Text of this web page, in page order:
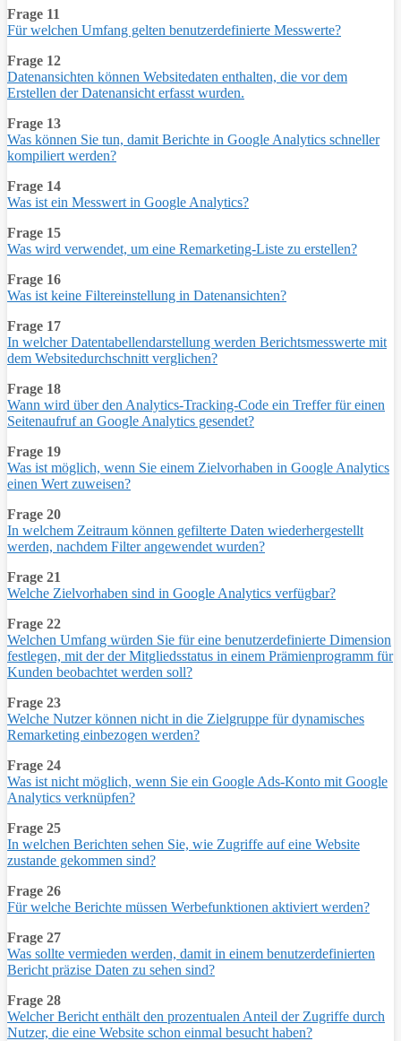
Frage 11
Für welchen Umfang gelten benutzerdefinierte Messwerte?
Frage 12
Datenansichten können Websitedaten enthalten, die vor dem
Erstellen der Datenansicht erfasst wurden.
Frage 13
Was können Sie tun, damit Berichte in Google Analytics schneller
kompiliert werden?
Frage 14
Was ist ein Messwert in Google Analytics?
Frage 15
Was wird verwendet, um eine Remarketing-Liste zu erstellen?
Frage 16
Was ist keine Filtereinstellung in Datenansichten?
Frage 17
In welcher Datentabellendarstellung werden Berichtsmesswerte mit
dem Websitedurchschnitt verglichen?
Frage 18
Wann wird über den Analytics-Tracking-Code ein Treffer für einen
Seitenaufruf an Google Analytics gesendet?
Frage 19
Was ist möglich, wenn Sie einem Zielvorhaben in Google Analytics
einen Wert zuweisen?
Frage 20
In welchem Zeitraum können gefilterte Daten wiederhergestellt
werden, nachdem Filter angewendet wurden?
Frage 21
Welche Zielvorhaben sind in Google Analytics verfügbar?
Frage 22
Welchen Umfang würden Sie für eine benutzerdefinierte Dimension
festlegen, mit der der Mitgliedsstatus in einem Prämienprogramm für
Kunden beobachtet werden soll?
Frage 23
Welche Nutzer können nicht in die Zielgruppe für dynamisches
Remarketing einbezogen werden?
Frage 24
Was ist nicht möglich, wenn Sie ein Google Ads-Konto mit Google
Analytics verknüpfen?
Frage 25
In welchen Berichten sehen Sie, wie Zugriffe auf eine Website
zustande gekommen sind?
Frage 26
Für welche Berichte müssen Werbefunktionen aktiviert werden?
Frage 27
Was sollte vermieden werden, damit in einem benutzerdefinierten
Bericht präzise Daten zu sehen sind?
Frage 28
Welcher Bericht enthält den prozentualen Anteil der Zugriffe durch
Nutzer, die eine Website schon einmal besucht haben?